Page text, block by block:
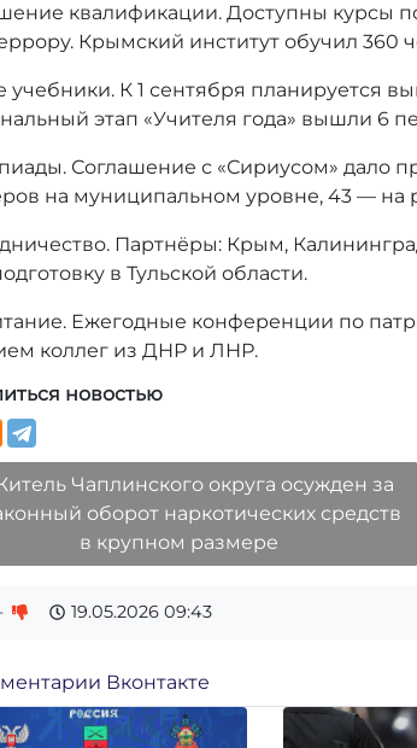
квалификации. Доступны курсы
Крымский институт обучил 360
учебники. К 1 сентября планируется
этап «Учителя года» вышли 6
Соглашение с «Сириусом» дало
на муниципальном уровне, 43 — на
Партнёры: Крым,
в Тульской области.
Ежегодные конференции по
коллег из ДНР и ЛНР.
новостью
Чаплинского округа осужден за
оборот наркотических средств
в крупном размере
19.05.2026 09:43
Вконтакте